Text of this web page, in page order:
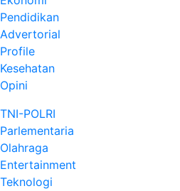
Pendidikan
Advertorial
Profile
Kesehatan
Opini
TNI-POLRI
Parlementaria
Olahraga
Entertainment
Teknologi